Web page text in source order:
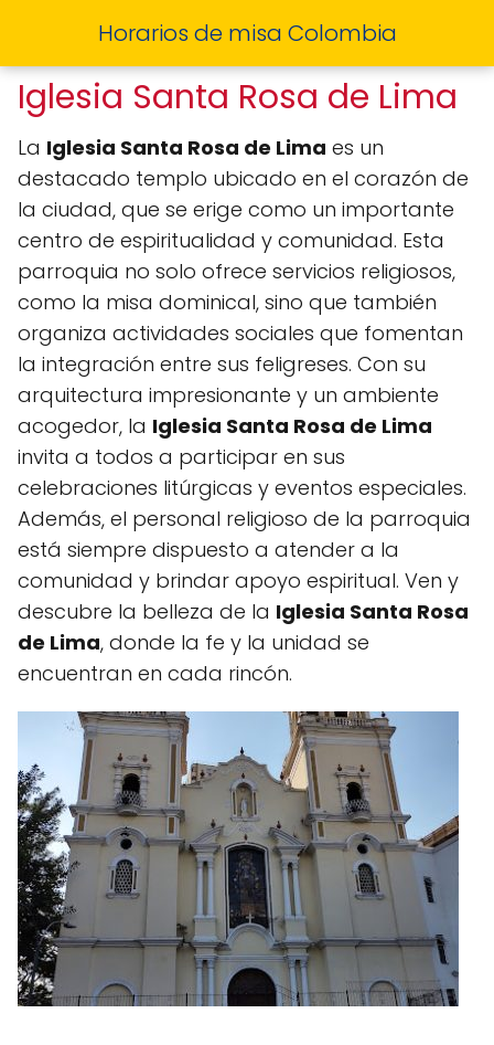
Horarios de misa Colombia
Iglesia Santa Rosa de Lima
La Iglesia Santa Rosa de Lima es un
destacado templo ubicado en el corazón de
la ciudad, que se erige como un importante
centro de espiritualidad y comunidad. Esta
parroquia no solo ofrece servicios religiosos,
como la misa dominical, sino que también
organiza actividades sociales que fomentan
la integración entre sus feligreses. Con su
arquitectura impresionante y un ambiente
acogedor, la Iglesia Santa Rosa de Lima
invita a todos a participar en sus
celebraciones litúrgicas y eventos especiales.
Además, el personal religioso de la parroquia
está siempre dispuesto a atender a la
comunidad y brindar apoyo espiritual. Ven y
descubre la belleza de la Iglesia Santa Rosa
de Lima, donde la fe y la unidad se
encuentran en cada rincón.